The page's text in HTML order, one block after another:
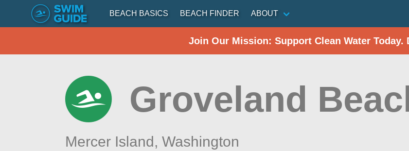
BEACH BASICS BEACH FINDER ABOUT
Join Our Mission: Support Clean Water Today.
Groveland
Mercer Island,Washington